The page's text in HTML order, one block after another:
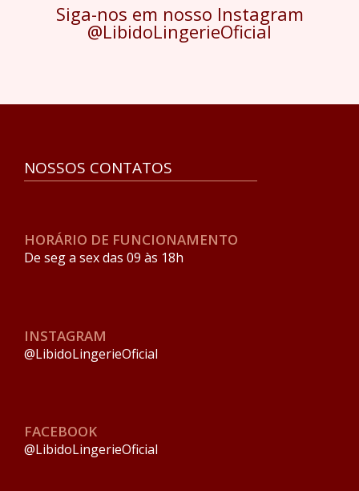
Siga-nos em nosso Instagram
@LibidoLingerieOficial
NOSSOS CONTATOS
HORÁRIO DE FUNCIONAMENTO
De seg a sex das 09 às 18h
INSTAGRAM
@LibidoLingerieOficial
FACEBOOK
@LibidoLingerieOficial